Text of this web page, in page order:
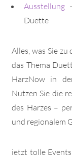
Ausstellung
Duette
Alles, was Sie
das Thema
HarzNow in
Nutzen Sie die
des Harzes –
und regionalem
jetzt tolle